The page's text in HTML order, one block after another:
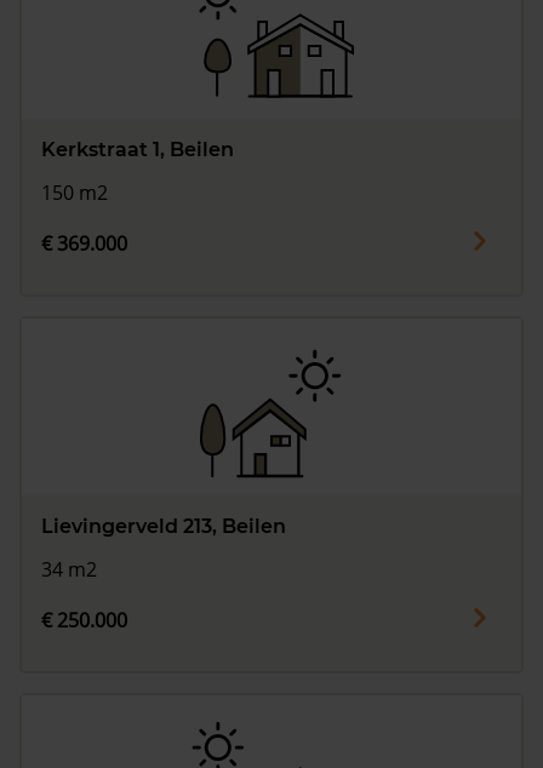
Kerkstraat 1, Beilen
150 m2
€ 369.000
Lievingerveld 213, Beilen
34 m2
€ 250.000